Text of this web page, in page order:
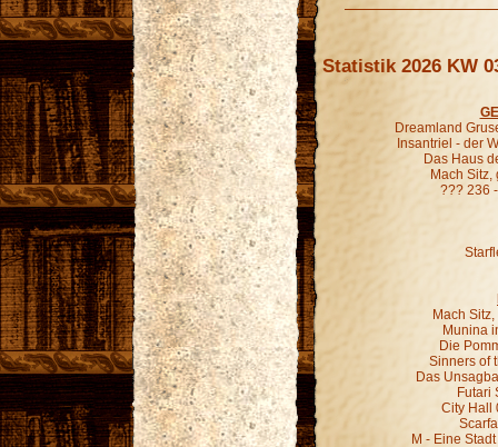
Statistik 2026 KW
Dreamland
Insantriel - der
Das Haus
Mach
??? 236
Mach
Munina
Die
Sinners of
Das
Futari
City Hall
M - Eine